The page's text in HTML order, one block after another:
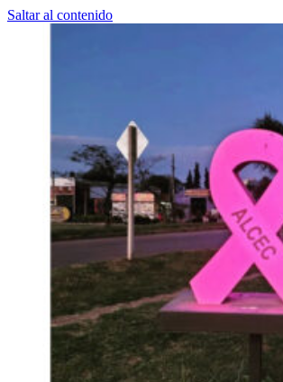
Saltar al contenido